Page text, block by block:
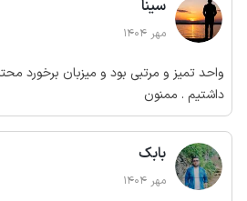
سینا
مهر 1404
واحد تمیز و مرتبی بود و میزبان برخورد
داشتیم . ممنون
بابک
مهر 1404